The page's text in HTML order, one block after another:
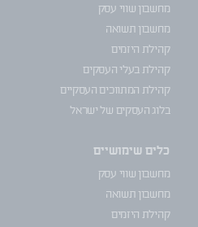
מחשבון שווי עסק
מחשבון תשואה
קהילת היזמים
קהילת בעלי העסקים
קהילת המתווכים העסקיים
בלוג העסקים של ישראל
כלים שימושיים
מחשבון שווי עסק
מחשבון תשואה
קהילת היזמים